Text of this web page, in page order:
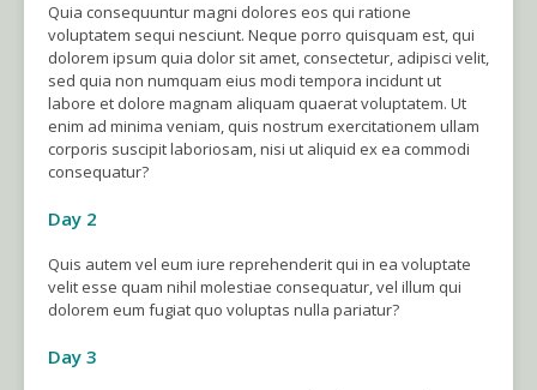
Quia consequuntur magni dolores eos qui ratione
voluptatem sequi nesciunt. Neque porro quisquam est, qui
dolorem ipsum quia dolor sit amet, consectetur, adipisci velit,
sed quia non numquam eius modi tempora incidunt ut
labore et dolore magnam aliquam quaerat voluptatem. Ut
enim ad minima veniam, quis nostrum exercitationem ullam
corporis suscipit laboriosam, nisi ut aliquid ex ea commodi
consequatur?
Day 2
Quis autem vel eum iure reprehenderit qui in ea voluptate
velit esse quam nihil molestiae consequatur, vel illum qui
dolorem eum fugiat quo voluptas nulla pariatur?
Day 3